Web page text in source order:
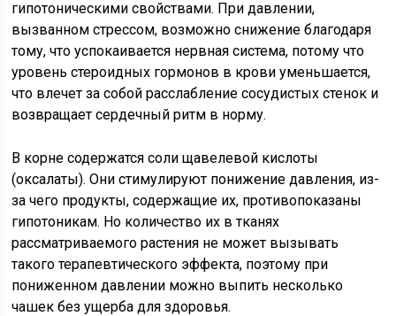
гипотоническими свойствами. При давлении,
вызванном стрессом, возможно снижение благодаря
тому, что успокаивается нервная система, потому что
уровень стероидных гормонов в крови уменьшается,
что влечет за собой расслабление сосудистых стенок и
возвращает сердечный ритм в норму.
В корне содержатся соли щавелевой кислоты
(оксалаты). Они стимулируют понижение давления, из-
за чего продукты, содержащие их, противопоказаны
гипотоникам. Но количество их в тканях
рассматриваемого растения не может вызывать
такого терапевтического эффекта, поэтому при
пониженном давлении можно выпить несколько
чашек без ущерба для здоровья.